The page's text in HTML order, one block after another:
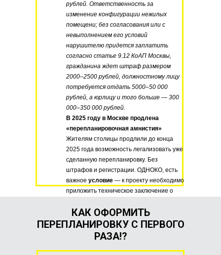
рублей. Ответственность за
изменение конфигурации нежилых
помещени; без согласования или с
невыполнением его условий
нарушителю придется заплатить
согласно статье 9.12 КоАП Москвы,
гражданина ждет штраф размером
2000–2500 рублей, должностному лицу
потребуется отдать 5000–50 000
рублей, а юрлицу и того больше — 300
000–350 000 рублей.
В 2025 году в Москве продлена
«перепланировочная амнистия»
Жителям столицы продлили до конца
2025 года возможность легализовать уже
сделанную перепланировку. Без
штрафов и регистрации. ОДНОКО, есть
важное условие — к проекту необходимо
приложить техническое заключение о
КАК ОФОРМИТЬ
ПЕРЕПЛАНИРОВКУ С ПЕРВОГО
РАЗА!?